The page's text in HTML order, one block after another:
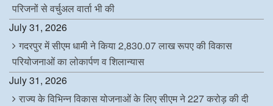
परिजनों से वर्चुअल वार्ता भी की
July 31, 2026
गदरपुर में सीएम धामी ने किया 2,830.07 लाख रूपए की विकास
परियोजनाओं का लोकार्पण व शिलान्यास
July 31, 2026
राज्य के विभिन्न विकास योजनाओं के लिए सीएम ने 227 करोड़ की दी